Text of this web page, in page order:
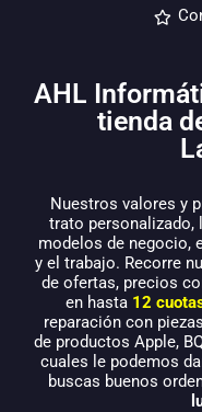
AHL
tienda
Nuestros valores y
trato personalizado,
modelos de negocio,
y el trabajo. Recorre
de ofertas, precios
en hasta 12
reparación con
de productos Apple,
cuales le podemos
buscas buenos